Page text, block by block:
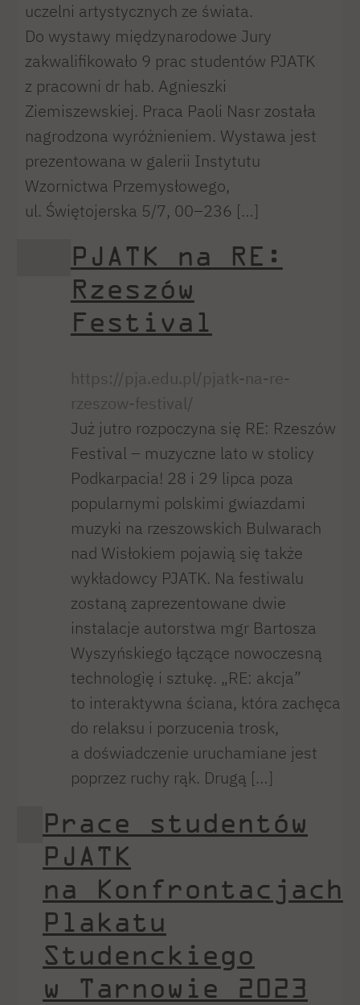
uczelni artystycznych ze świata.
Do wystawy międzynarodowe Jury
zakwalifikowało 9 prac studentów PJATK
z pracowni dr hab. Agnieszki
Ziemiszewskiej. Praca Paoli Nasr została
nagrodzona wyróżnieniem. Wystawa jest
prezentowana w galerii Instytutu
Wzornictwa Przemysłowego,
ul. Świętojerska 5/7, 00–236 […]
PJATK na RE:
Rzeszów
Festival
https://pja.edu.pl/pjatk-na-re-
rzeszow-festival/
Już jutro rozpoczyna się RE: Rzeszów
Festival – muzyczne lato w stolicy
Podkarpacia! 28 i 29 lipca poza
popularnymi polskimi gwiazdami
muzyki na rzeszowskich Bulwarach
nad Wisłokiem pojawią się także
wykładowcy PJATK. Na festiwalu
zostaną zaprezentowane dwie
instalacje autorstwa mgr Bartosza
Wyszyńskiego łączące nowoczesną
technologię i sztukę. „RE: akcja”
to interaktywna ściana, która zachęca
do relaksu i porzucenia trosk,
a doświadczenie uruchamiane jest
poprzez ruchy rąk. Drugą […]
Prace studentów
PJATK
na Konfrontacjach
Plakatu
Studenckiego
w Tarnowie 2023